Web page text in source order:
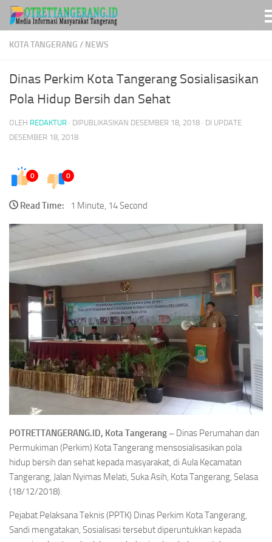
Skip to content
KOTA TANGERANG / NEWS
Dinas Perkim Kota Tangerang Sosialisasikan
Pola Hidup Bersih dan Sehat
OLEH REDAKTUR · DIPUBLIKASIKAN DESEMBER 18, 2018 · DI UPDATE
DESEMBER 18, 2018
0 0
Read Time: 1 Minute, 14 Second
POTRETTANGERANG.ID, Kota Tangerang – Dinas Perumahan dan
Permukiman (Perkim) Kota Tangerang mensosialisasikan pola
hidup bersih dan sehat kepada masyarakat, di Aula Kecamatan
Tangerang, Jalan Nyimas Melati, Suka Asih, Kota Tangerang, Selasa
(18/12/2018).
Pejabat Pelaksana Teknis (PPTK) Dinas Perkim Kota Tangerang,
Sandi mengatakan, Sosialisasi tersebut diperuntukkan kepada